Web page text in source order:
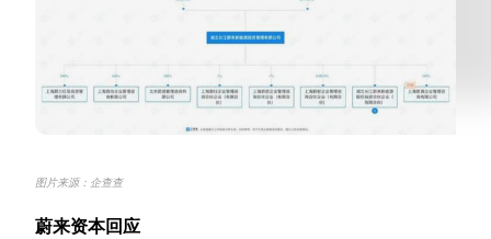
图片来源：企查查
蔚来资本回应